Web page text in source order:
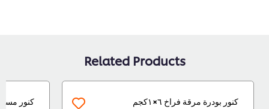
Related Products
كنور بودرة مرقة فراخ ٦×١كجم كنور